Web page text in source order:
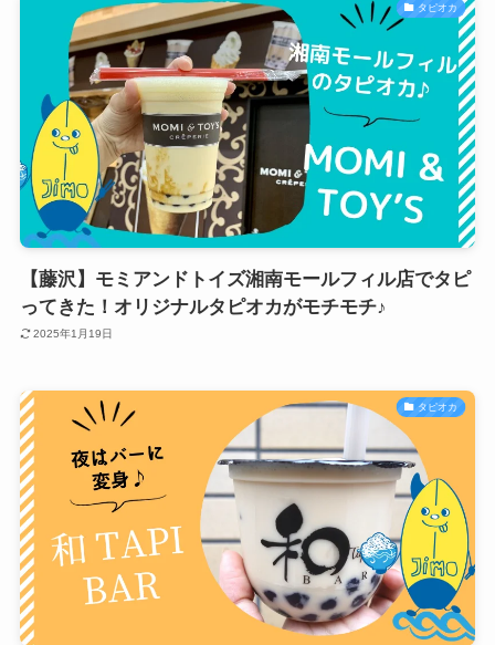
タピオカ
【藤沢】モミアンドトイズ湘南モールフィル店でタピ
ってきた！オリジナルタピオカがモチモチ♪
2025年1月19日
タピオカ